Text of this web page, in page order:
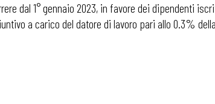
dal 1° gennaio 2023, in favore dei dipendenti
a carico del datore di lavoro pari allo 0.3%